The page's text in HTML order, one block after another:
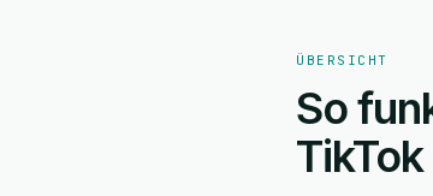
ÜBERSICHT
So